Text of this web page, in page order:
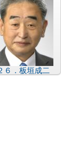
６．板垣成二